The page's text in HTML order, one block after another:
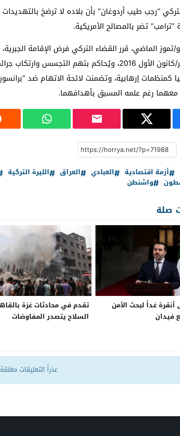
“رجب طيب أردوغان” بأن بلاده لا ترضخ
تضر بالمصالح الأمريكية.
يوليو/تموز الماضي، قرر القضاء التركي فرض الإقامة
في 9 ديسمبر/كانون الأول 2016، ويُحاكم بتهم
كمنظمات إرهابية، وتضمنت لائحة الاتهام ضد
معهما رغم علمه المسبق بأهدافهما.
أزمة اقتصادية العبادي العراق الليرة التركية
واشنطن
صلة
أنقرة غداً لبحث الأمن
فيدان
تقدم في محادثات غزة
السلاح يتصدر المفاوضات
عذراً التعليقات مغلقة